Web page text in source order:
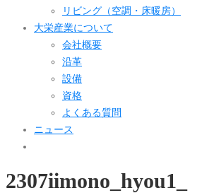
リビング（空調・床暖房）
大栄産業について
会社概要
沿革
設備
資格
よくある質問
ニュース
2307iimono_hyou1_